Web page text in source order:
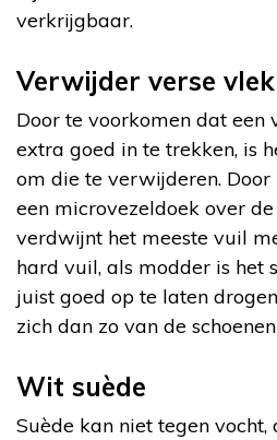
verkrijgbaar.
Verwijder verse
Door te voorkomen dat
extra goed in te trekken, is
om die te verwijderen.
een microvezeldoek over
verdwijnt het meeste vuil
hard vuil, als modder is het
juist goed op te laten
zich dan zo van de
Wit suède
Suède kan niet tegen